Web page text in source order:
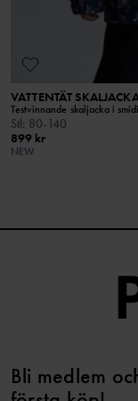
VATTENTÄT
Testvinnande skaljacka i
Stl : 80-140
899 kr
NEW
Bli medlem